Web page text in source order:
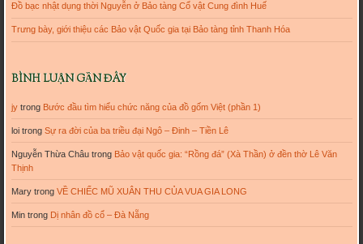
Đồ bạc nhật dụng thời Nguyễn ở Bảo tàng Cổ vật Cung đình Huế
Trưng bày, giới thiệu các Bảo vật Quốc gia tại Bảo tàng tỉnh Thanh Hóa
BÌNH LUẬN GẦN ĐÂY
jytrong Bước đầu tìm hiểu chức năng của đồ gốm Việt (phần 1)
loitrong Sự ra đời của ba triều đại Ngô – Đinh – Tiền Lê
Nguyễn Thừa Châutrong Bảo vật quốc gia: “Rồng đá” (Xà Thần) ở đền thờ Lê Văn
Thịnh
Marytrong VỀ CHIẾC MŨ XUÂN THU CỦA VUA GIA LONG
Mintrong Dị nhân đồ cổ – Đà Nẵng